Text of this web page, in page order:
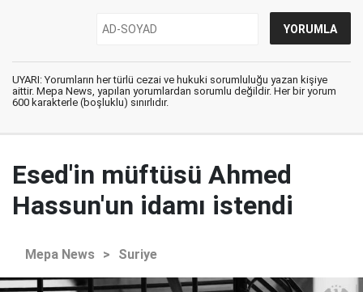
UYARI: Yorumların her türlü cezai ve hukuki sorumluluğu yazan kişiye
aittir. Mepa News, yapılan yorumlardan sorumlu değildir. Her bir yorum
600 karakterle (boşluklu) sınırlıdır.
Esed'in müftüsü Ahmed
Hassun'un idamı istendi
Mepa News > Suriye